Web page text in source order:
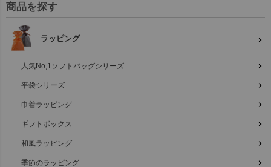
商品を探す
ラッピング
人気No,1ソフトバッグシリーズ
平袋シリーズ
巾着ラッピング
ギフトボックス
和風ラッピング
季節のラッピング